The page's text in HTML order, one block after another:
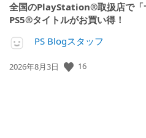
全国のPlayStation®取扱店で「
PS5®タイトルがお買い得！
PS Blogスタッフ
公
2026年8月3日 16